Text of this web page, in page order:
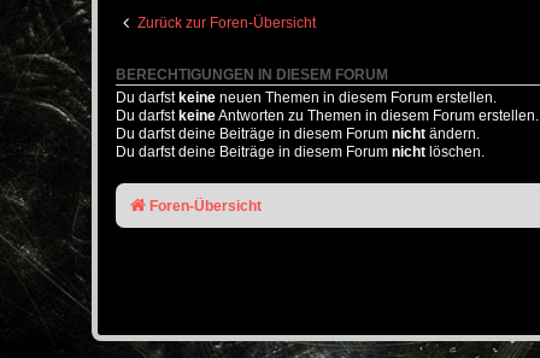
Zurück zur Foren-Übersicht
BERECHTIGUNGEN IN DIESEM FORUM
Du darfst keine neuen Themen in diesem Forum erstellen.
Du darfst keineAntworten zu Themen in diesem Forum erstellen.
Du darfst deine Beiträge in diesem Forum nicht ändern.
Du darfst deine Beiträge in diesem Forum nicht löschen.
Foren-Übersicht